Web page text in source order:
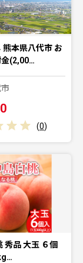
熊本県八代市 お
金(2,00…
(0)
秀品 大玉 ６個